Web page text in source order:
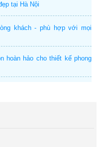
tại Hà Nội
khách - phù hợp với mọi
hoàn hảo cho thiết kế phong